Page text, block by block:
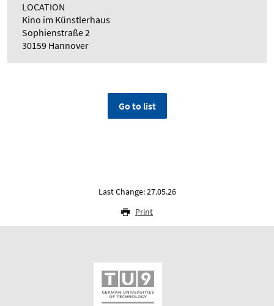
LOCATION
Kino im Künstlerhaus
Sophienstraße 2
30159 Hannover
Go to list
Last Change: 27.05.26
Print